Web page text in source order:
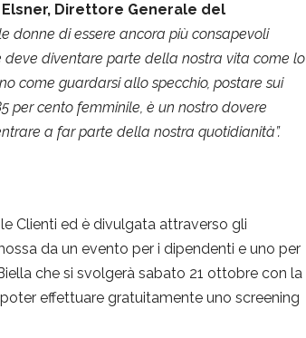
Direttore Generale del
donne di essere ancora più consapevoli
deve diventare parte della nostra vita come lo
come guardarsi allo specchio, postare sui
per cento femminile, è un nostro dovere
a far parte della nostra quotidianità”.
Clienti ed è divulgata attraverso gli
da un evento per i dipendenti e uno per
che si svolgerà sabato 21 ottobre con la
effettuare gratuitamente uno screening